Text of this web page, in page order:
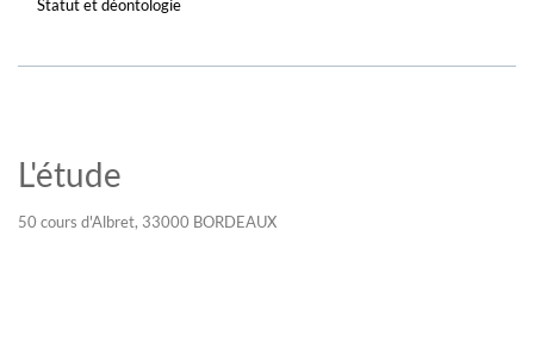
Statut et déontologie
L'étude
50 cours d'Albret, 33000 BORDEAUX